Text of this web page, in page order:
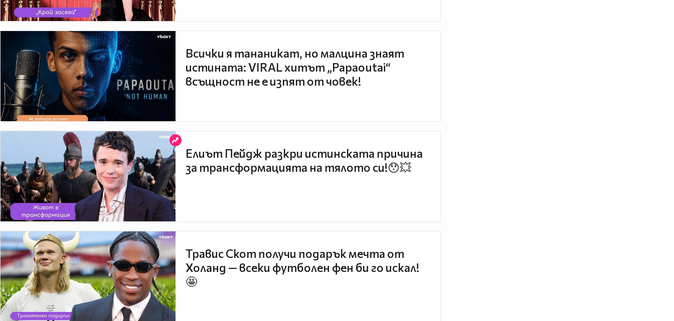
Всички я тананикат, но малцина знаят
истината: VIRAL хитът „Papaoutai“
всъщност не е изпят от човек!
Елиът Пейдж разкри истинската причина
за трансформацията на тялото си!😯💥
Травис Скот получи подарък мечта от
Холанд — всеки футболен фен би го искал!
🤩